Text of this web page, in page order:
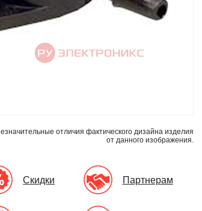
отличия фактического дизайна изделия
от данного изображения.
Скидки Партнерам